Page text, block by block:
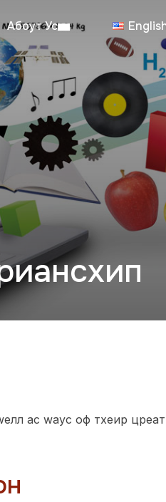
Абоут Ус
ас wаyс оф тхеир
July 6th to August 29th